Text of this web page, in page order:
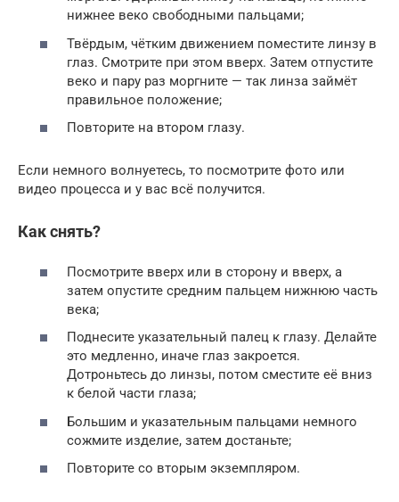
нижнее веко свободными пальцами;
Твёрдым, чётким движением поместите линзу в
глаз. Смотрите при этом вверх. Затем отпустите
веко и пару раз моргните — так линза займёт
правильное положение;
Повторите на втором глазу.
Если немного волнуетесь, то посмотрите фото или
видео процесса и у вас всё получится.
Как снять?
Посмотрите вверх или в сторону и вверх, а
затем опустите средним пальцем нижнюю часть
века;
Поднесите указательный палец к глазу. Делайте
это медленно, иначе глаз закроется.
Дотроньтесь до линзы, потом сместите её вниз
к белой части глаза;
Большим и указательным пальцами немного
сожмите изделие, затем достаньте;
Повторите со вторым экземпляром.